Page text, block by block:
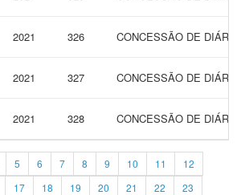
2021 326 CONCESSÃO DE
2021 327 CONCESSÃO DE
2021 328 CONCESSÃO DE
5 6 7 8 9 10 11
12
17 18 19 20 21 22
23